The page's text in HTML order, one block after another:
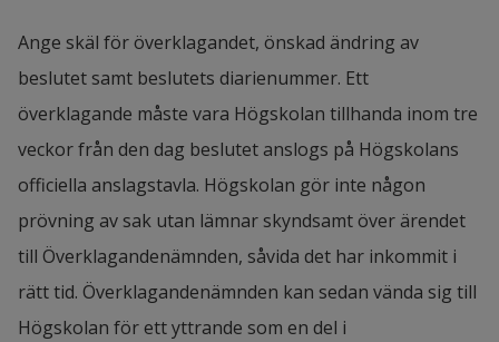
Referenser , inklusive kontaktuppgifter.
Eventuella övriga handlingar som är
relevanta.
Ange skäl för överklagandet, önskad ändring av
beslutet samt beslutets diarienummer. Ett
överklagande måste vara Högskolan tillhanda inom tre
veckor från den dag beslutet anslogs på Högskolans
officiella anslagstavla. Högskolan gör inte någon
prövning av sak utan lämnar skyndsamt över ärendet
till Överklagandenämnden, såvida det har inkommit i
rätt tid. Överklagandenämnden kan sedan vända sig till
Högskolan för ett yttrande som en del i